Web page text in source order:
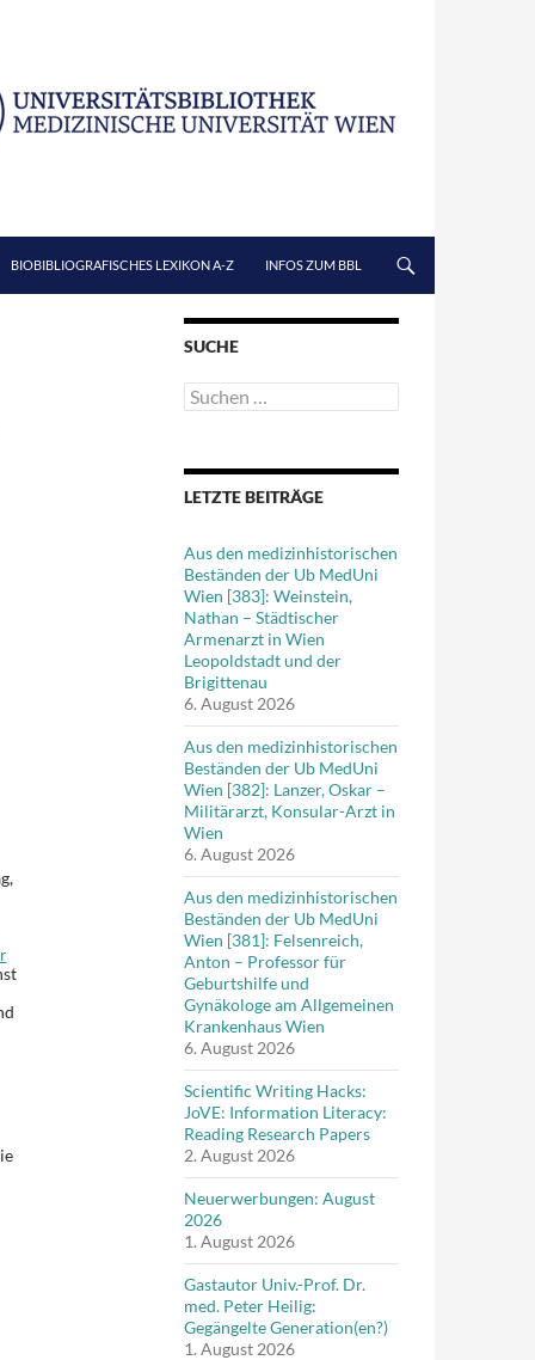
BIOBIBLIOGRAFISCHES LEXIKON A-Z INFOS ZUM BBL
SUCHE
Suchen
nach:
LETZTE BEITRÄGE
Aus den medizinhistorischen
Beständen der Ub MedUni
Wien [383]: Weinstein,
Nathan – Städtischer
Armenarzt in Wien
Leopoldstadt und der
Brigittenau
6. August 2026
Aus den medizinhistorischen
Beständen der Ub MedUni
Wien [382]: Lanzer, Oskar –
Militärarzt, Konsular-Arzt in
Wien
6. August 2026
Aus den medizinhistorischen
Beständen der Ub MedUni
Wien [381]: Felsenreich,
Anton – Professor für
Geburtshilfe und
Gynäkologe am Allgemeinen
Krankenhaus Wien
6. August 2026
Scientific Writing Hacks:
JoVE: Information Literacy:
Reading Research Papers
2. August 2026
Neuerwerbungen: August
2026
1. August 2026
Gastautor Univ.-Prof. Dr.
med. Peter Heilig:
Gegängelte Generation(en?)
1. August 2026